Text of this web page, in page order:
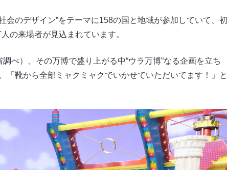
のデザイン”をテーマに158の国と地域が参加していて、初
の来場者が見込まれています。
べ）、その万博で盛り上がる中“ウラ万博”なる企画を立ち
靴から全部ミャクミャクでいかせていただいてます！」と